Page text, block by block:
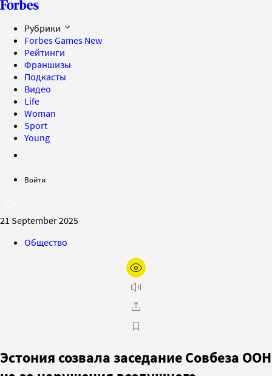
Рубрики
Forbes Games New
Рейтинги
Франшизы
Подкасты
Видео
Life
Woman
Sport
Young
Войти
21 September 2025
Общество
Эстония созвала заседание Совбеза ООН